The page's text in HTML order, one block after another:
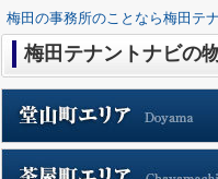
梅田の事務所のことなら梅田テ
梅田テナントナビの